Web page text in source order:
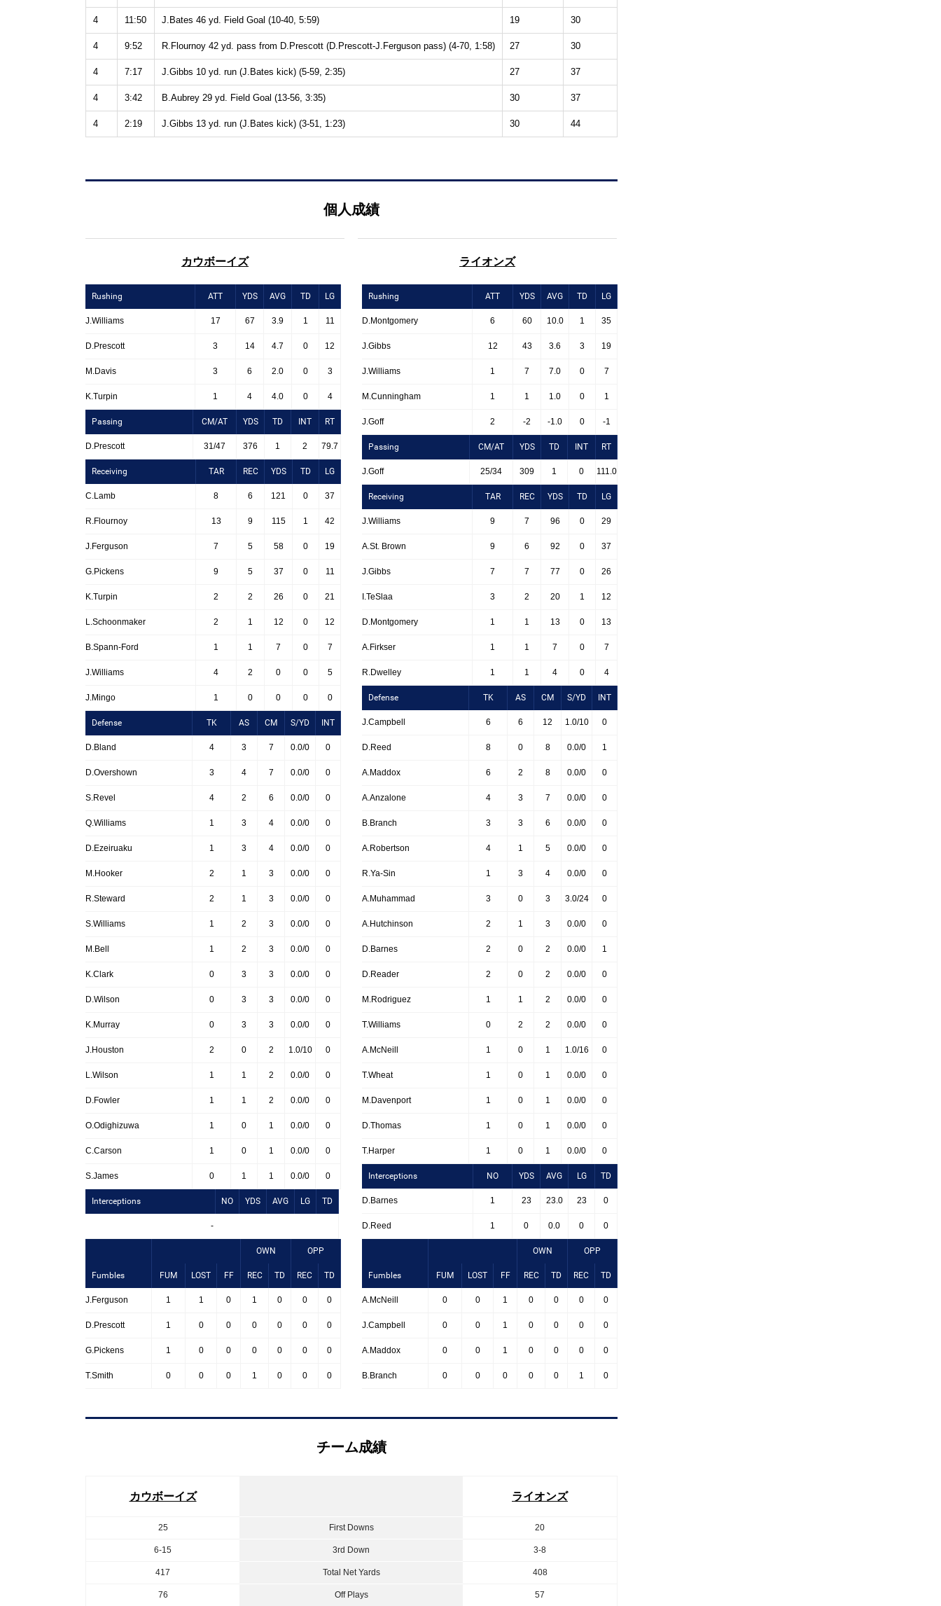
4 11:50 J.Bates 46 yd. Field Goal (10-40, 5:59) 19 30
4 9:52 R.Flournoy 42 yd. pass from D.Prescott (D.Prescott-J.Ferguson pass) (4-70, 1:58) 27 30
4 7:17 J.Gibbs 10 yd. run (J.Bates kick) (5-59, 2:35) 27 37
4 3:42 B.Aubrey 29 yd. Field Goal (13-56, 3:35) 30 37
4 2:19 J.Gibbs 13 yd. run (J.Bates kick) (3-51, 1:23) 30 44
個人成績
カウボーイズ ライオンズ
Rushing ATT YDS AVG TD LG
J.Williams 17 67 3.9 1 11
D.Prescott 3 14 4.7 0 12
M.Davis 3 6 2.0 0 3
K.Turpin 1 4 4.0 0 4
Passing CM/AT YDS TD INT RT
D.Prescott 31/47 376 1 2 79.7
Receiving TAR REC YDS TD LG
C.Lamb 8 6 121 0 37
R.Flournoy 13 9 115 1 42
J.Ferguson 7 5 58 0 19
G.Pickens 9 5 37 0 11
K.Turpin 2 2 26 0 21
L.Schoonmaker 2 1 12 0 12
B.Spann-Ford 1 1 7 0 7
J.Williams 4 2 0 0 5
J.Mingo 1 0 0 0 0
Defense TK AS CM S/YD INT
D.Bland 4 3 7 0.0/0 0
D.Overshown 3 4 7 0.0/0 0
S.Revel 4 2 6 0.0/0 0
Q.Williams 1 3 4 0.0/0 0
D.Ezeiruaku 1 3 4 0.0/0 0
M.Hooker 2 1 3 0.0/0 0
R.Steward 2 1 3 0.0/0 0
S.Williams 1 2 3 0.0/0 0
M.Bell 1 2 3 0.0/0 0
K.Clark 0 3 3 0.0/0 0
D.Wilson 0 3 3 0.0/0 0
K.Murray 0 3 3 0.0/0 0
J.Houston 2 0 2 1.0/10 0
L.Wilson 1 1 2 0.0/0 0
D.Fowler 1 1 2 0.0/0 0
O.Odighizuwa 1 0 1 0.0/0 0
C.Carson 1 0 1 0.0/0 0
S.James 0 1 1 0.0/0 0
Interceptions NO YDS AVG LG TD
-
OWN OPP
Fumbles FUM LOST FF REC TD REC TD
J.Ferguson 1 1 0 1 0 0 0
D.Prescott 1 0 0 0 0 0 0
G.Pickens 1 0 0 0 0 0 0
T.Smith 0 0 0 1 0 0 0
Rushing ATT YDS AVG TD LG
D.Montgomery 6 60 10.0 1 35
J.Gibbs 12 43 3.6 3 19
J.Williams 1 7 7.0 0 7
M.Cunningham 1 1 1.0 0 1
J.Goff 2 -2 -1.0 0 -1
Passing CM/AT YDS TD INT RT
J.Goff 25/34 309 1 0 111.0
Receiving TAR REC YDS TD LG
J.Williams 9 7 96 0 29
A.St. Brown 9 6 92 0 37
J.Gibbs 7 7 77 0 26
I.TeSlaa 3 2 20 1 12
D.Montgomery 1 1 13 0 13
A.Firkser 1 1 7 0 7
R.Dwelley 1 1 4 0 4
Defense TK AS CM S/YD INT
J.Campbell 6 6 12 1.0/10 0
D.Reed 8 0 8 0.0/0 1
A.Maddox 6 2 8 0.0/0 0
A.Anzalone 4 3 7 0.0/0 0
B.Branch 3 3 6 0.0/0 0
A.Robertson 4 1 5 0.0/0 0
R.Ya-Sin 1 3 4 0.0/0 0
A.Muhammad 3 0 3 3.0/24 0
A.Hutchinson 2 1 3 0.0/0 0
D.Barnes 2 0 2 0.0/0 1
D.Reader 2 0 2 0.0/0 0
M.Rodriguez 1 1 2 0.0/0 0
T.Williams 0 2 2 0.0/0 0
A.McNeill 1 0 1 1.0/16 0
T.Wheat 1 0 1 0.0/0 0
M.Davenport 1 0 1 0.0/0 0
D.Thomas 1 0 1 0.0/0 0
T.Harper 1 0 1 0.0/0 0
Interceptions NO YDS AVG LG TD
D.Barnes 1 23 23.0 23 0
D.Reed 1 0 0.0 0 0
OWN OPP
Fumbles FUM LOST FF REC TD REC TD
A.McNeill 0 0 1 0 0 0 0
J.Campbell 0 0 1 0 0 0 0
A.Maddox 0 0 1 0 0 0 0
B.Branch 0 0 0 0 0 1 0
チーム成績
カウボーイズ ライオンズ
25 First Downs 20
6-15 3rd Down 3-8
417 Total Net Yards 408
76 Off Plays 57